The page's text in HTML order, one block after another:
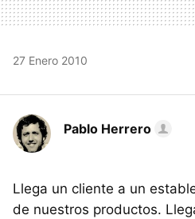
27 Enero 2010
Pablo Herrero
Llega un cliente a un
de nuestros productos.